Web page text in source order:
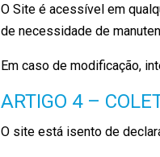
O Site é acessível em
de necessidade de
Em caso de modificação,
ARTIGO 4 –
O site está isento de